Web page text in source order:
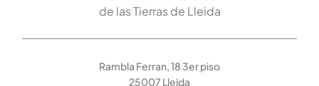
de las Tierras de Lleida
Rambla Ferran, 18 3er piso
25007 Lleida